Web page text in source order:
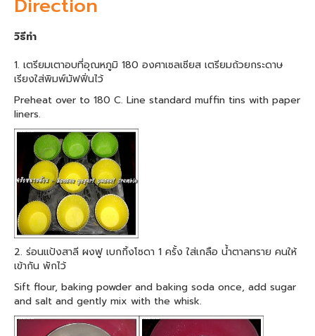
Direction
วิธีทำ
1. เตรียมเตาอบที่อุณหภูมิ 180 องศาเซลเซียส เตรียมถ้วยกระดาษ
เรียงใส่พิมพ์มัฟฟิ่นไว้
Preheat over to 180 C. Line standard muffin tins with paper
liners.
2. ร่อนแป้งสาลี ผงฟู เบกกิ้งโซดา 1 ครั้ง ใส่เกลือ น้ำตาลทราย คนให้
เข้ากัน พักไว้
Sift flour, baking powder and baking soda once, add sugar
and salt and gently mix with the whisk.